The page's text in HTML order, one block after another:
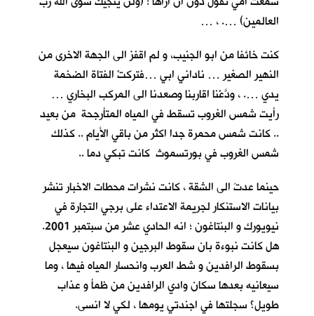
العالمين) …. ، …
كنت خائفا من ابو الجنيب، و لم اقفز الى الجهة الاخرى من
النهير الصغير … ناداني ابي …فتركتْ الفتاة الضخمة
يدي …. ، ودَّعْنا اقاربنا وصعدنا الى المركب البخاري …
رأيت شمس الغروب تسقط في المياه المتأرجحة من بعيد
.. كانت شمس محمرة جدا اكثر من باقي الأيام .. كذلك
شمس الغروب في بورتسموث كانت تبكي دما ..
حينما عدتَ الى الشقة ، كانت نشرات محطات الاخبار تنشر
بيانات الاستنكار لجريمة الاعتداء على برجي التجارة في
نيويورك و البنتاغون ؛ انه الحادي عشر من سبتمبر 2001.
هل كانت نبوءة بان سقوط البرجين و البنتاغون سيعجل
بسقوط الرافدين و شط العرب وانحسار المياه فيها ، وما
سيعانيه بعدها سكان وادي الرافدين من ظمأ و عذاب
طويل؟ سجلتها في اجندتي يومها ، لكي لا انسى.